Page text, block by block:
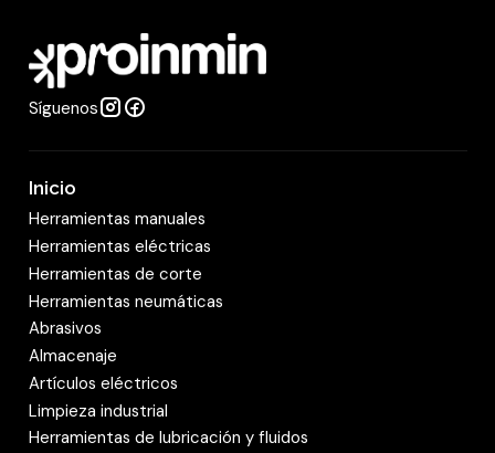
d
Síguenos
Inicio
Herramientas manuales
Herramientas eléctricas
Herramientas de corte
Herramientas neumáticas
Abrasivos
Almacenaje
Artículos eléctricos
Limpieza industrial
Herramientas de lubricación y fluidos